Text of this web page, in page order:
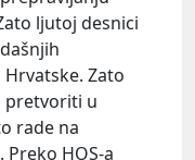
ljutoj desnici
Zato
pretvoriti u
rade na
HOS-a